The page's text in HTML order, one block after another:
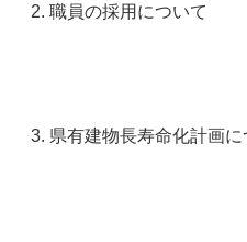
職員の採用について
県有建物長寿命化計画に